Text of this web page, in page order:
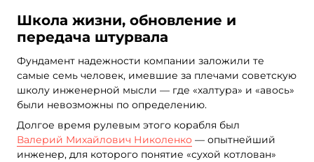
Школа жизни, обновление и
передача штурвала
Фундамент надежности компании заложили те
самые семь человек, имевшие за плечами советскую
школу инженерной мысли — где «халтура» и «авось»
были невозможны по определению.
Долгое время рулевым этого корабля был
Валерий Михайлович Николенко — опытнейший
инженер, для которого понятие «сухой котлован»